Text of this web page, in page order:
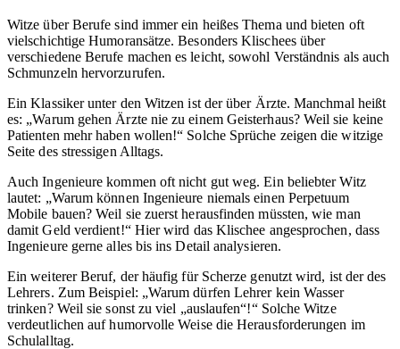
Witze über Berufe sind immer ein heißes Thema und bieten oft
vielschichtige Humoransätze. Besonders Klischees über
verschiedene Berufe machen es leicht, sowohl Verständnis als auch
Schmunzeln hervorzurufen.
Ein Klassiker unter den Witzen ist der über Ärzte. Manchmal heißt
es: „Warum gehen Ärzte nie zu einem Geisterhaus? Weil sie keine
Patienten mehr haben wollen!“ Solche Sprüche zeigen die witzige
Seite des stressigen Alltags.
Auch Ingenieure kommen oft nicht gut weg. Ein beliebter Witz
lautet: „Warum können Ingenieure niemals einen Perpetuum
Mobile bauen? Weil sie zuerst herausfinden müssten, wie man
damit Geld verdient!“ Hier wird das Klischee angesprochen, dass
Ingenieure gerne alles bis ins Detail analysieren.
Ein weiterer Beruf, der häufig für Scherze genutzt wird, ist der des
Lehrers. Zum Beispiel: „Warum dürfen Lehrer kein Wasser
trinken? Weil sie sonst zu viel „auslaufen“!“ Solche Witze
verdeutlichen auf humorvolle Weise die Herausforderungen im
Schulalltag.